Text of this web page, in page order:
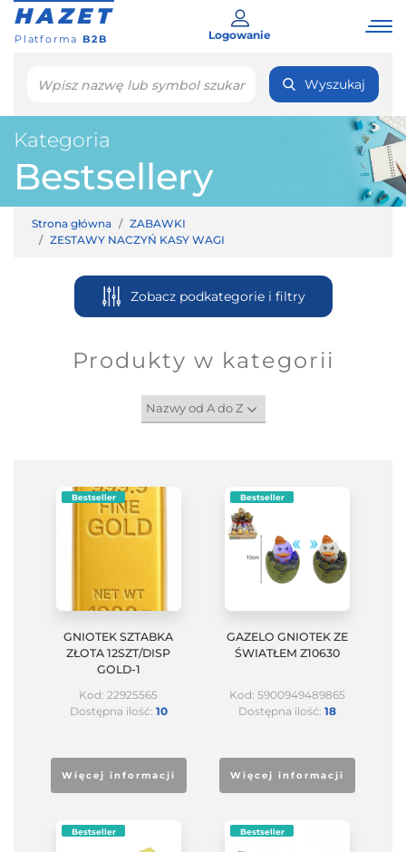
HAZET
Platforma B2B Logowanie
Wyszukaj
Kategoria
Bestsellery
Strona główna
ZABAWKI
ZESTAWY NACZYŃ KASY WAGI
Zobacz podkategorie i filtry
Produkty w kategorii
Bestseller
GNIOTEK SZTABKA
ZŁOTA 12SZT/DISP
GOLD-1
Kod: 22925565
Dostępna ilość: 10
Więcej informacji
Bestseller
GAZELO GNIOTEK ZE
ŚWIATŁEM Z10630
Kod: 5900949489865
Dostępna ilość:18
Więcej informacji
Bestseller Bestseller